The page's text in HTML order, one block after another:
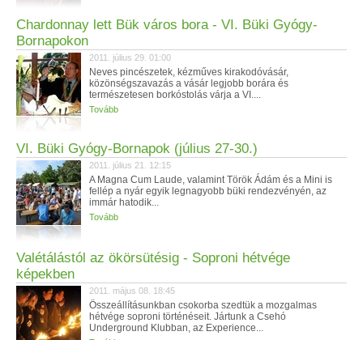
Chardonnay lett Bük város bora - VI. Büki Gyógy-
Bornapokon
2011. július 29. 01:00
Neves pincészetek, kézműves kirakodóvásár,
közönségszavazás a vásár legjobb borára és
természetesen borkóstolás várja a VI....
Tovább
VI. Büki Gyógy-Bornapok (július 27-30.)
2011. július 21. 12:15
A Magna Cum Laude, valamint Török Ádám és a Mini is
fellép a nyár egyik legnagyobb büki rendezvényén, az
immár hatodik...
Tovább
Valétálástól az ökörsütésig - Soproni hétvége
képekben
2011. május 08. 18:45
Összeállításunkban csokorba szedtük a mozgalmas
hétvége soproni történéseit. Jártunk a Csehó
Underground Klubban, az Experience...